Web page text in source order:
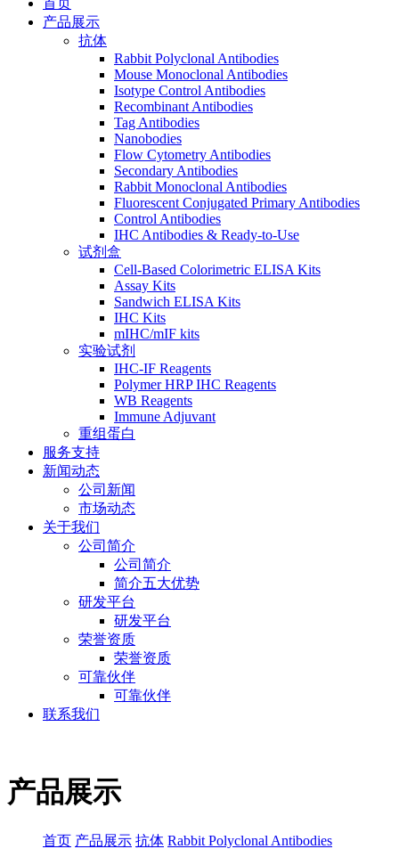
首页
产品展示
抗体
Rabbit Polyclonal Antibodies
Mouse Monoclonal Antibodies
Isotype Control Antibodies
Recombinant Antibodies
Tag Antibodies
Nanobodies
Flow Cytometry Antibodies
Secondary Antibodies
Rabbit Monoclonal Antibodies
Fluorescent Conjugated Primary Antibodies
Control Antibodies
IHC Antibodies & Ready-to-Use
试剂盒
Cell-Based Colorimetric ELISA Kits
Assay Kits
Sandwich ELISA Kits
IHC Kits
mIHC/mIF kits
实验试剂
IHC-IF Reagents
Polymer HRP IHC Reagents
WB Reagents
Immune Adjuvant
重组蛋白
服务支持
新闻动态
公司新闻
市场动态
关于我们
公司简介
公司简介
简介五大优势
研发平台
研发平台
荣誉资质
荣誉资质
可靠伙伴
可靠伙伴
联系我们
产品展示
首页 产品展示 抗体 Rabbit Polyclonal Antibodies